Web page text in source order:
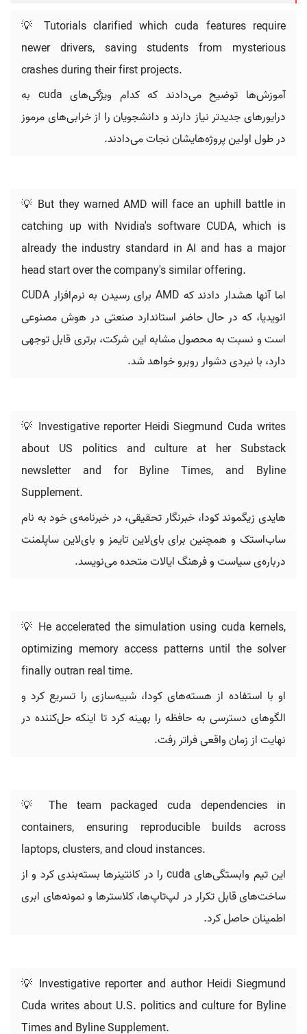
💡 Tutorials clarified which cuda features require
newer drivers, saving students from mysterious
crashes during their first projects.
آموزش‌ها توضیح می‌دادند که کدام ویژگی‌های cuda به
درایورهای جدیدتر نیاز دارند و دانشجویان را از خرابی‌های مرموز
در طول اولین پروژه‌هایشان نجات می‌دادند.
💡 But they warned AMD will face an uphill battle in
catching up with Nvidia's software CUDA, which is
already the industry standard in AI and has a major
head start over the company's similar offering.
اما آنها هشدار دادند که AMD برای رسیدن به نرم‌افزار CUDA
انویدیا، که در حال حاضر استاندارد صنعتی در هوش مصنوعی
است و نسبت به محصول مشابه این شرکت، برتری قابل توجهی
دارد، با نبردی دشوار روبرو خواهد شد.
💡 Investigative reporter Heidi Siegmund Cuda writes
about US politics and culture at her Substack
newsletter and for Byline Times, and Byline
Supplement.
هایدی زیگموند کودا، خبرنگار تحقیقی، در خبرنامه‌ی خود به نام
ساب‌استک و همچنین برای بای‌لاین تایمز و بای‌لاین ساپلمنت
درباره‌ی سیاست و فرهنگ ایالات متحده می‌نویسد.
💡 He accelerated the simulation using cuda kernels,
optimizing memory access patterns until the solver
finally outran real time.
او با استفاده از هسته‌های کودا، شبیه‌سازی را تسریع کرد و
الگوهای دسترسی به حافظه را بهینه کرد تا اینکه حل‌کننده در
نهایت از زمان واقعی فراتر رفت.
💡 The team packaged cuda dependencies in
containers, ensuring reproducible builds across
laptops, clusters, and cloud instances.
این تیم وابستگی‌های cuda را در کانتینرها بسته‌بندی کرد و از
ساخت‌های قابل تکرار در لپ‌تاپ‌ها، کلاسترها و نمونه‌های ابری
اطمینان حاصل کرد.
💡 Investigative reporter and author Heidi Siegmund
Cuda writes about U.S. politics and culture for Byline
Times and Byline Supplement.